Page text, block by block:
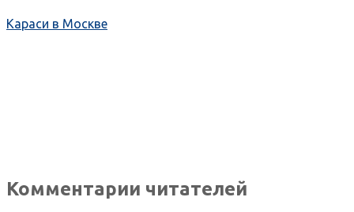
Караси в Москве
Комментарии читателей